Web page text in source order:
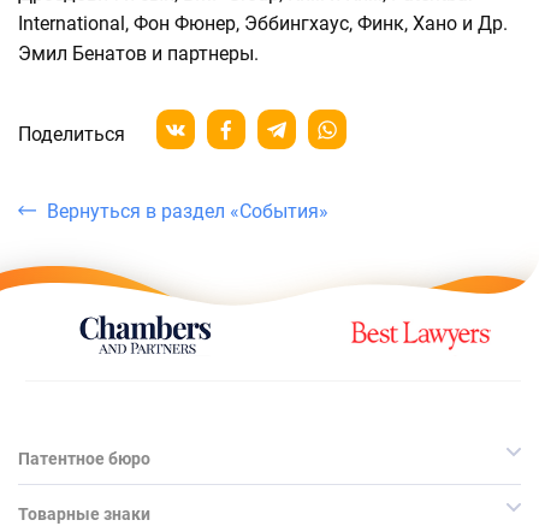
International, Фон Фюнер, Эббингхаус, Финк, Хано и Др.
Эмил Бенатов и партнеры.
Поделиться
Вернуться в раздел «События»
Патентное бюро
Товарные знаки